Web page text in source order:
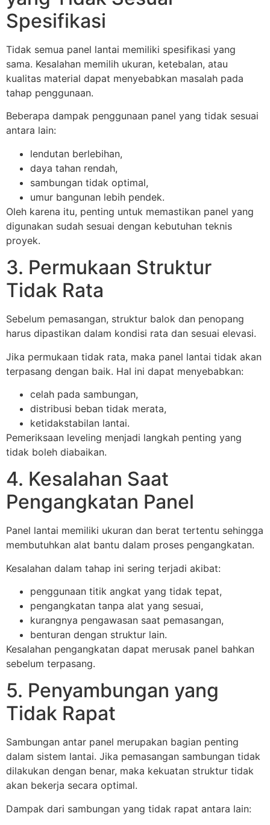
Spesifikasi
Tidak semua panel lantai memiliki spesifikasi yang
sama. Kesalahan memilih ukuran, ketebalan, atau
kualitas material dapat menyebabkan masalah pada
tahap penggunaan.
Beberapa dampak penggunaan panel yang tidak sesuai
antara lain:
lendutan berlebihan,
daya tahan rendah,
sambungan tidak optimal,
umur bangunan lebih pendek.
Oleh karena itu, penting untuk memastikan panel yang
digunakan sudah sesuai dengan kebutuhan teknis
proyek.
3. Permukaan Struktur
Tidak Rata
Sebelum pemasangan, struktur balok dan penopang
harus dipastikan dalam kondisi rata dan sesuai elevasi.
Jika permukaan tidak rata, maka panel lantai tidak akan
terpasang dengan baik. Hal ini dapat menyebabkan:
celah pada sambungan,
distribusi beban tidak merata,
ketidakstabilan lantai.
Pemeriksaan leveling menjadi langkah penting yang
tidak boleh diabaikan.
4. Kesalahan Saat
Pengangkatan Panel
Panel lantai memiliki ukuran dan berat tertentu sehingga
membutuhkan alat bantu dalam proses pengangkatan.
Kesalahan dalam tahap ini sering terjadi akibat:
penggunaan titik angkat yang tidak tepat,
pengangkatan tanpa alat yang sesuai,
kurangnya pengawasan saat pemasangan,
benturan dengan struktur lain.
Kesalahan pengangkatan dapat merusak panel bahkan
sebelum terpasang.
5. Penyambungan yang
Tidak Rapat
Sambungan antar panel merupakan bagian penting
dalam sistem lantai. Jika pemasangan sambungan tidak
dilakukan dengan benar, maka kekuatan struktur tidak
akan bekerja secara optimal.
Dampak dari sambungan yang tidak rapat antara lain: